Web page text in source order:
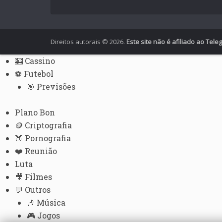
Direitos autorais © 2026. Este site não é afiliado ao
🎰 Cassino
⚽ Futebol
🎯 Previsões
Plano Bon
🪙 Criptografia
🍑 Pornografia
❤️ Reunião
Luta
🎥 Filmes
💬 Outros
🎶 Música
🎮 Jogos